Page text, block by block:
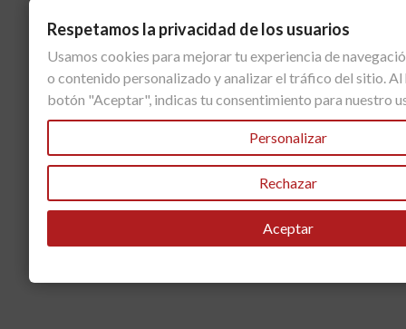
Respetamos la privacidad de los usuarios
Usamos cookies para mejorar tu experiencia de
o contenido personalizado y analizar el tráfico del sitio. Al
botón "Aceptar", indicas tu consentimiento para nuestro
Personalizar
Rechazar
Aceptar